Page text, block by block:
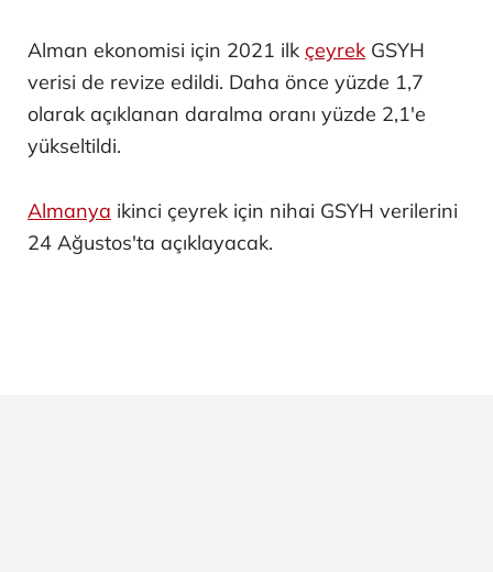
Alman ekonomisi için 2021 ilk çeyrek GSYH
verisi de revize edildi. Daha önce yüzde 1,7
olarak açıklanan daralma oranı yüzde 2,1'e
yükseltildi.
Almanya ikinci çeyrek için nihai GSYH verilerini
24 Ağustos'ta açıklayacak.